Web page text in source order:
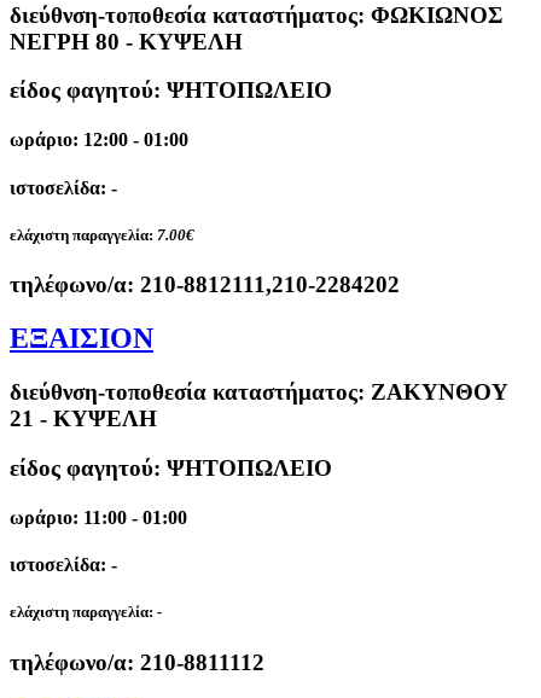
διεύθνση-τοποθεσία καταστήματος: ΦΩΚΙΩΝΟΣ
ΝΕΓΡΗ 80 - ΚΥΨΕΛΗ
είδος φαγητού: ΨΗΤΟΠΩΛΕΙΟ
ωράριο: 12:00 - 01:00
ιστοσελίδα: -
ελάχιστη παραγγελία: 7.00€
τηλέφωνο/α: 210-8812111,210-2284202
ΕΞΑΙΣΙΟΝ
διεύθνση-τοποθεσία καταστήματος: ΖΑΚΥΝΘΟΥ
21 - ΚΥΨΕΛΗ
είδος φαγητού: ΨΗΤΟΠΩΛΕΙΟ
ωράριο: 11:00 - 01:00
ιστοσελίδα: -
ελάχιστη παραγγελία: -
τηλέφωνο/α: 210-8811112